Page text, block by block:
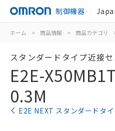
制御機器
ホーム > 商品情報 > 商品カテゴリ
スタンダードタイプ近接
E2E-
0.3M
E2E NEXT スタンダードタ